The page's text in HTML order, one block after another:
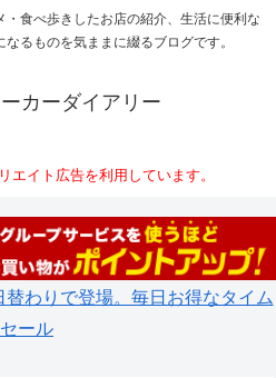
食べ歩きしたお店の紹介、生活に便利な
るものを気ままに綴るブログです。
カーダイアリー
エイト広告を利用しています。
替わりで登場。毎日お得なタイム
セール